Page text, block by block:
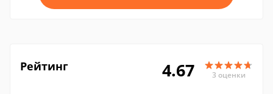
Рейтинг 4.67 3 оценки